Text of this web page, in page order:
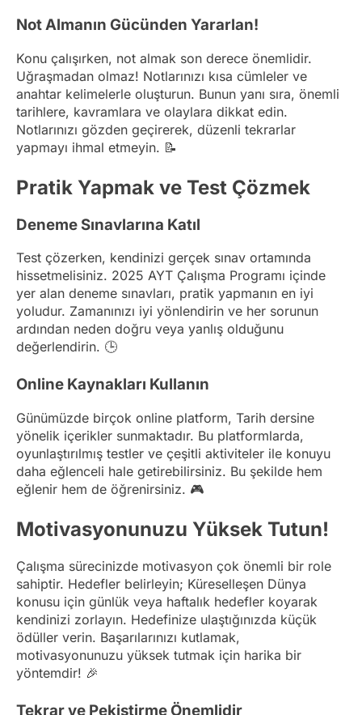
Not Almanın Gücünden Yararlan!
Konu çalışırken, not almak son derece önemlidir.
Uğraşmadan olmaz! Notlarınızı kısa cümleler ve
anahtar kelimelerle oluşturun. Bunun yanı sıra, önemli
tarihlere, kavramlara ve olaylara dikkat edin.
Notlarınızı gözden geçirerek, düzenli tekrarlar
yapmayı ihmal etmeyin. 📝
Pratik Yapmak ve Test Çözmek
Deneme Sınavlarına Katıl
Test çözerken, kendinizi gerçek sınav ortamında
hissetmelisiniz. 2025 AYT Çalışma Programı içinde
yer alan deneme sınavları, pratik yapmanın en iyi
yoludur. Zamanınızı iyi yönlendirin ve her sorunun
ardından neden doğru veya yanlış olduğunu
değerlendirin. 🕒
Online Kaynakları Kullanın
Günümüzde birçok online platform, Tarih dersine
yönelik içerikler sunmaktadır. Bu platformlarda,
oyunlaştırılmış testler ve çeşitli aktiviteler ile konuyu
daha eğlenceli hale getirebilirsiniz. Bu şekilde hem
eğlenir hem de öğrenirsiniz. 🎮
Motivasyonunuzu Yüksek Tutun!
Çalışma sürecinizde motivasyon çok önemli bir role
sahiptir. Hedefler belirleyin; Küreselleşen Dünya
konusu için günlük veya haftalık hedefler koyarak
kendinizi zorlayın. Hedefinize ulaştığınızda küçük
ödüller verin. Başarılarınızı kutlamak,
motivasyonunuzu yüksek tutmak için harika bir
yöntemdir! 🎉
Tekrar ve Pekiştirme Önemlidir